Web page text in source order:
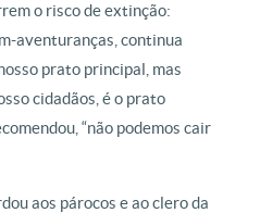
o risco de extinção:
aventuranças, continua
prato principal, mas
cidadãos, é o prato
“não podemos cair
aos párocos e ao clero da